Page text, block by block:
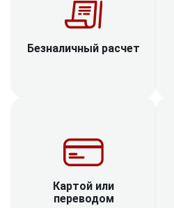
Безналичный расчет
Картой или
переводом